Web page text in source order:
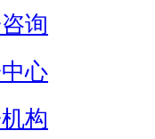
询
心
构